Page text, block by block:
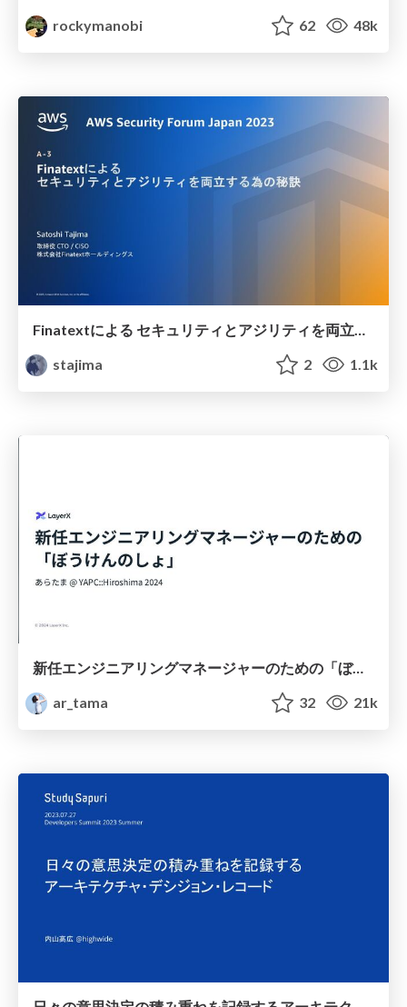
rockymanobi 62 48k
Finatextによる セキュリティとアジリティを両立する為の秘訣 / the-secret-to-balancing-security-and-agility
stajima
2 1.1k
新任エンジニアリングマネージャーのための「ぼうけんのしょ」
ar_tama
32 21k